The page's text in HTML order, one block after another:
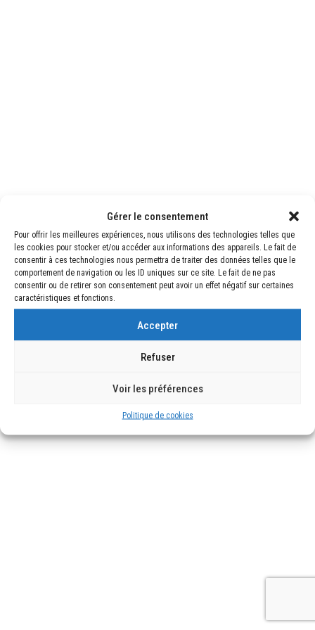
Gérer le consentement
Pour offrir les meilleures expériences, nous utilisons des technologies telles que
les cookies pour stocker et/ou accéder aux informations des appareils. Le fait de
consentir à ces technologies nous permettra de traiter des données telles que le
comportement de navigation ou les ID uniques sur ce site. Le fait de ne pas
consentir ou de retirer son consentement peut avoir un effet négatif sur certaines
caractéristiques et fonctions.
Accepter
Refuser
Voir les préférences
Politique de cookies
Tags
ThemeFTC